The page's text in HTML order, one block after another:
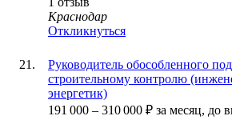
Краснодар
Откликнуться
Руководитель обособленного
строительному контролю
энергетик)
191 000 – 310 000 ₽ за месяц, до